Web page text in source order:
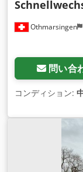
Othmarsingen
問い合
コンディション: